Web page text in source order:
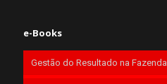
e-Books
Gestão do Resultado na Fazenda